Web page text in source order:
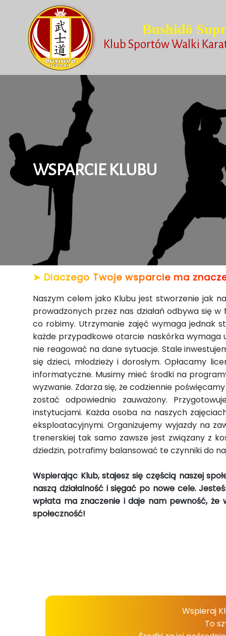
Bushidō
Klub Sportów Walki
WSPARCIE KLUBU
➤ Dlaczego Twoje wsparcie ma
Naszym celem jako Klubu jest stworzenie jak
prowadzonych przez nas działań odbywa się
co robimy. Utrzymanie zajęć wymaga jednak
każde przypadkowe otarcie naskórka wymaga
nie reagować na dane sytuacje. Stale
się dzieci, młodzieży i dorosłym. Opłacamy
informatyczne. Musimy mieć środki na
wyzwanie. Zdarza się, że codziennie
zostać odpowiednio zauważony.
instytucjami. Każda osoba na naszych
eksploatacyjnymi. Organizujemy wyjazdy na
trenerskiej tak samo zawsze jest związany z
dziedzin, potrafimy balansować te czynniki do
Wspierając Klub, stajesz się częścią naszej
naszą działalność i sięgać po nowe cele.
wpłata ma znaczenie i daje nam pewność,
społeczność!
Wspieraj
To